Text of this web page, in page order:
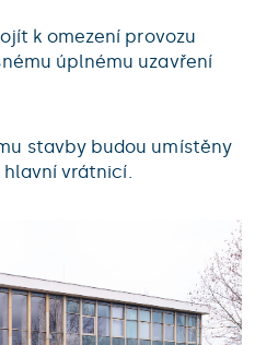
k omezení provozu
úplnému uzavření
stavby budou umístěny
vrátnicí.